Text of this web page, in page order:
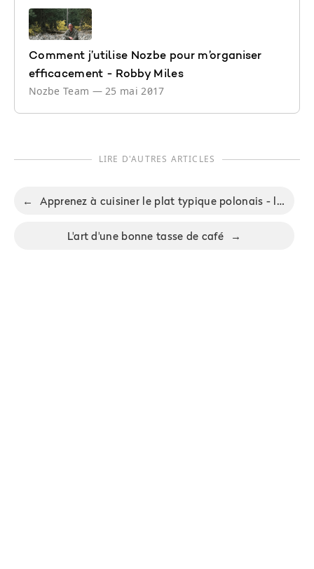
Comment j’utilise Nozbe pour m’organiser
efficacement - Robby Miles
Nozbe Team —25 mai 2017
LIRE D'AUTRES ARTICLES
← Apprenez à cuisiner le plat typique polonais - les *pierogi*
L'art d'une bonne tasse de café →